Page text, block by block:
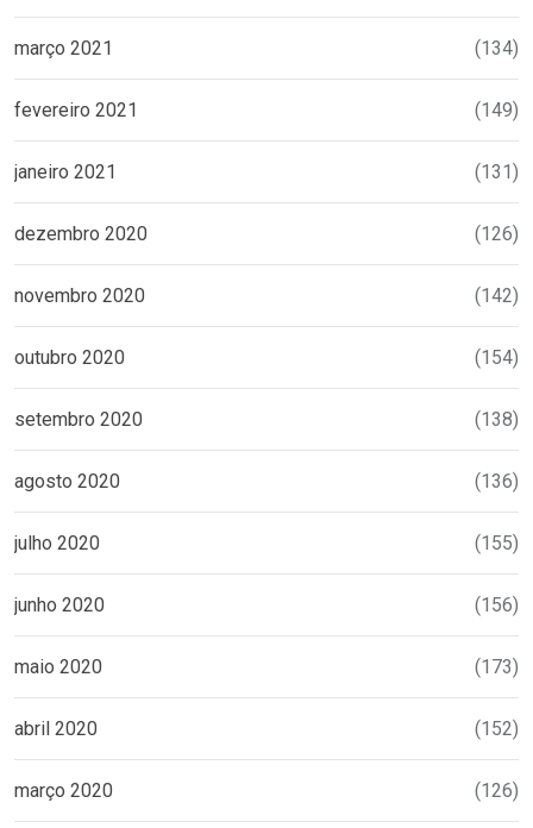
março 2021 (134)
fevereiro 2021 (149)
janeiro 2021 (131)
dezembro 2020 (126)
novembro 2020 (142)
outubro 2020 (154)
setembro 2020 (138)
agosto 2020 (136)
julho 2020 (155)
junho 2020 (156)
maio 2020 (173)
abril 2020 (152)
março 2020 (126)